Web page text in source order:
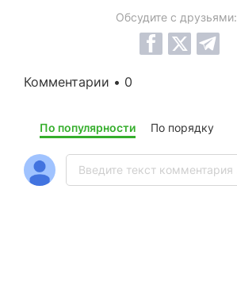
Обсудите с друзьями:
Комментарии • 0
По популярности По порядку